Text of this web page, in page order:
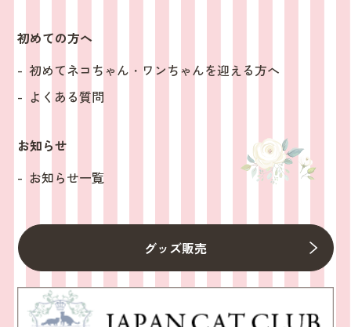
初めての方へ
初めてネコちゃん・ワンちゃんを迎える方へ
よくある質問
お知らせ
お知らせ一覧
グッズ販売